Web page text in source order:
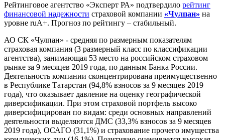
Рейтинговое агентство «Эксперт РА» подтвердило рейтинг
финансовой надежности страховой компании «Чулпан» на
уровне ruA+. Прогноз по рейтингу – стабильный.
АО СК «Чулпан» - средняя по размерным показателям
страховая компания (3 размерный класс по классификации
агентства), занимающая 53 место на российском страховом
рынке за 9 месяцев 2019 года, по данным Банка России.
Деятельность компании сконцентрирована преимущественно
в Республике Татарстан (94,8% взносов за 9 месяцев 2019
года), что оказывает давление на оценку географической
диверсификации. При этом страховой портфель высоко
диверсифицирован по видам: среди основных направлений
деятельности выделяются ДМС (33,3% взносов за 9 месяцев
2019 года), ОСАГО (31,1%) и страхование прочего имущества